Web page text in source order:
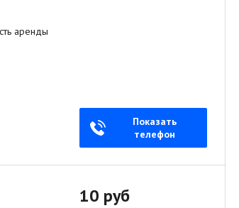
По площади (сначала маленькие)
аренды
Показать
телефон
10 руб